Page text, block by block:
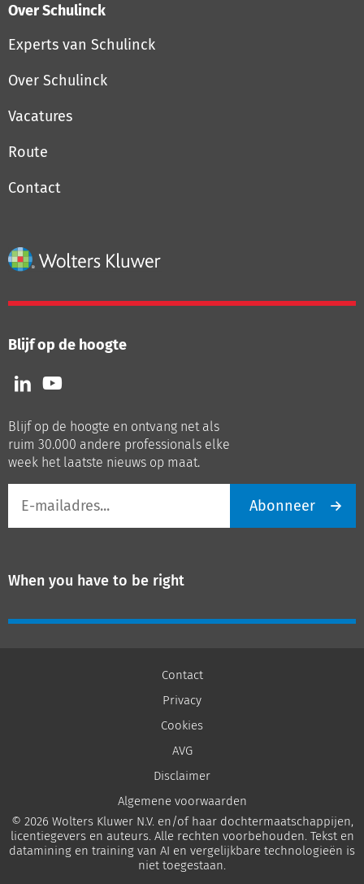
Over Schulinck
Experts van Schulinck
Over Schulinck
Vacatures
Route
Contact
Blijf op de hoogte
Volg
ons
LinkedIn
Volg
ons
Youtube
Blijf op de hoogte en ontvang net als
ruim 30.000 andere professionals elke
week het laatste nieuws op maat.
mailadres
Abonneer
When you have to be right
Contact
Privacy
Cookies
AVG
Disclaimer
Algemene voorwaarden
© 2026 Wolters Kluwer N.V. en/of haar dochtermaatschappijen,
licentiegevers en auteurs. Alle rechten voorbehouden. Tekst en
datamining en training van AI en vergelijkbare technologieën is
niet toegestaan.